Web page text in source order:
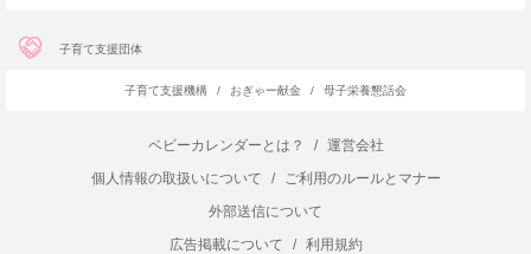
子育て支援団体
子育て支援機構 / おぎゃー献金 / 母子栄養懇話会
ベビーカレンダーとは？ /
運営会社
個人情報の取扱いについて
/
ご利用のルールとマナー
外部送信について
広告掲載について
/
利用規約